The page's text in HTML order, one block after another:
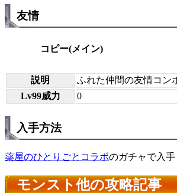
友情
コピー(メイン)
説明
ふれた仲間の友情コン
Lv99威力
0
入手方法
薬屋のひとりごとコラボのガチャで入手
モンスト他の攻略記事